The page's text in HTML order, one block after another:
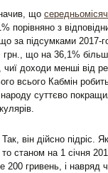
що
порівняно з
за підсумками 2017-
що на 36,1%
доходи менші від
всього Кабмін
суттєво
він дійсно підріс.
то станом на 1 січня
гривень, і навряд